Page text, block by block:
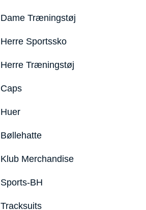
Dame Træningstøj
Herre Sportssko
Herre Træningstøj
Caps
Huer
Bøllehatte
Klub Merchandise
Sports-BH
Tracksuits